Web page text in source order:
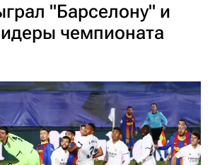
"Барселону" и
чемпионата